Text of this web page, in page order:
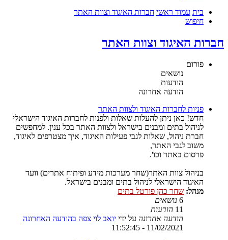
בית עמוד ראשי חברות האיגוד וצוות האתר
חיפוש
חברות האיגוד וצוות האתר
פורום
נושאים
הודעות
הודעה אחרונה
פניות לחברות האיגוד ולצוות האתר
חדש! כאן ניתן להעלות שאלות ולפנות לחברות האיגוד הישראלי
לניהול בתים ומבנים בישראל ולצוות האתר בכל ענין. למחפשים
חברת ניהול, שאלות לגבי פעילות האיגוד, איך מצטרפים לאיגוד,
משוב לגבי האתר,
פרסום באתר וכו'.
בניהול צוות האתר(שחר מערכות מידע ופיתוח אתרים) וועד
האיגוד הישראלי לניהול בתים ומבנים בישראל.
מנהל: שחר כהן פורטל בתים
6 נושאים
11 הודעות
הודעה אחרונה על ידי יואב לוי צפה בהודעה האחרונה
11/02/2021 - 11:52:45